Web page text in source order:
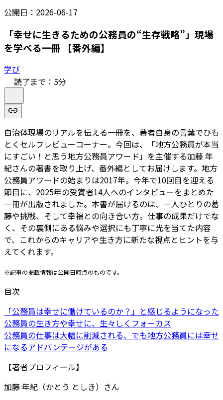
公開日： 2026-06-17
「幸せに生きるための公務員の“生存戦略”」現場
を学べる一冊 【番外編】
学び
読了まで： 5分
自治体現場のリアルを伝える一冊を、著者自身の言葉でひも
とくセルフレビューコーナー。今回は、「地方公務員が本当
にすごい！と思う地方公務員アワード」を主催する加藤 年
紀さんの著書を取り上げ、番外編としてお届けします。地方
公務員アワードの始まりは2017年。今年で10回目を迎える
節目に、2025年の受賞者14人へのインタビューをまとめた
一冊が出版されました。本書が届けるのは、一人ひとりの葛
藤や挑戦、そして幸福との向き合い方。仕事の成果だけでな
く、その裏側にある悩みや選択にも丁寧に光を当てた内容
で、これからのキャリアや生き方に新たな視点とヒントを与
えてくれます。
※記事の掲載情報は公開日時点のものです。
目次
「公務員は幸せに働けているのか？」と感じるようになった
公務員の生き方や幸せに、生々しくフォーカス
公務員の仕事は大幅に削減される、でも地方公務員には幸せ
になるアドバンテージがある
【著者プロフィール】
加藤 年紀（かとう としき）さん